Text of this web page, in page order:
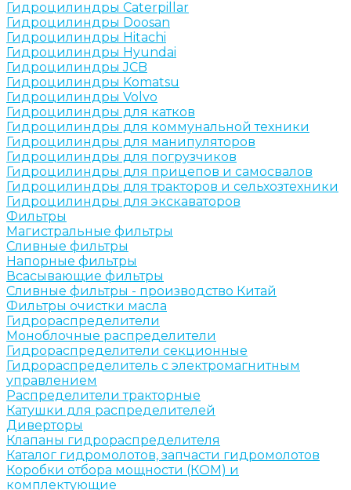
Гидроцилиндры Caterpillar
Гидроцилиндры Doosan
Гидроцилиндры Hitachi
Гидроцилиндры Hyundai
Гидроцилиндры JCB
Гидроцилиндры Komatsu
Гидроцилиндры Volvo
Гидроцилиндры для катков
Гидроцилиндры для коммунальной техники
Гидроцилиндры для манипуляторов
Гидроцилиндры для погрузчиков
Гидроцилиндры для прицепов и самосвалов
Гидроцилиндры для тракторов и сельхозтехники
Гидроцилиндры для экскаваторов
Фильтры
Магистральные фильтры
Сливные фильтры
Напорные фильтры
Всасывающие фильтры
Сливные фильтры - производство Китай
Фильтры очистки масла
Гидрораспределители
Моноблочные распределители
Гидрораспределители секционные
Гидрораспределитель с электромагнитным
управлением
Распределители тракторные
Катушки для распределителей
Диверторы
Клапаны гидрораспределителя
Каталог гидромолотов, запчасти гидромолотов
Коробки отбора мощности (КОМ) и
комплектующие